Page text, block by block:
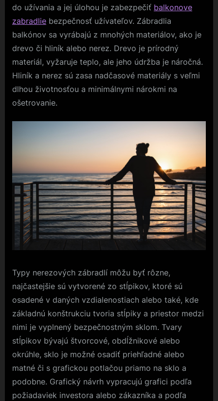
do užívania a jej úlohou je zabezpečiť balkonove
zabradlie bezpečnosť užívateľov. Zábradlia
balkónov sa vyrábajú z mnohých materiálov, ako je
drevo či hliník alebo nerez. Drevo je prírodný
materiál, vyžaruje teplo, ale jeho údržba je náročná.
Hliník a nerez sú zasa nadčasové materiály s veľmi
dlhou životnosťou a minimálnymi nárokmi na
ošetrovanie.
Typy nerezových zábradlí môžu byť rôzne,
najčastejšie sú vytvorené zo stĺpikov, ktoré sú
osadené v daných vzdialenostiach alebo také, kde
základnú konštrukciu tvoria stĺpiky a priestor medzi
nimi je vyplnený bezpečnostným sklom. Tvary
stĺpikov bývajú štvorcové, obdĺžnikové alebo
okrúhle, sklo je možné osadiť priehľadné alebo
matné či s grafickou potlačou priamo na sklo a
podobne. Grafický návrh vypracujú grafici podľa
požiadaviek investora alebo zákazníka a podľa